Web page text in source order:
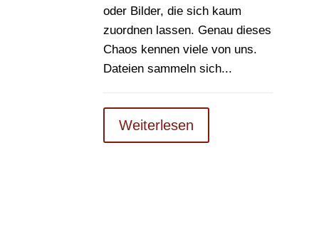
oder Bilder, die sich kaum
zuordnen lassen. Genau dieses
Chaos kennen viele von uns.
Dateien sammeln sich...
Weiterlesen